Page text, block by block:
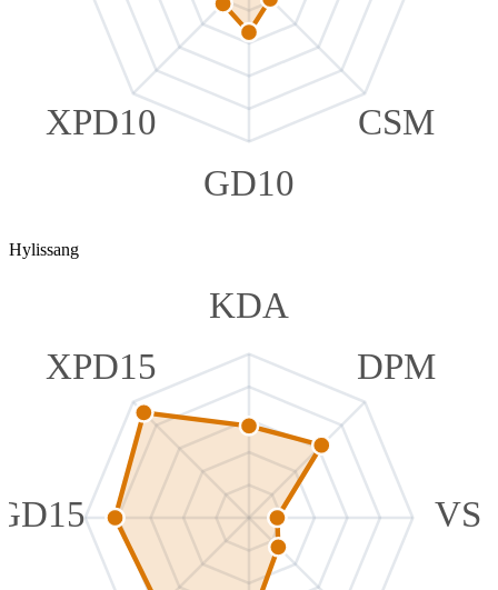
CSM
GD10
XPD10
Hylissang
KDA
DPM
VS
XPD15